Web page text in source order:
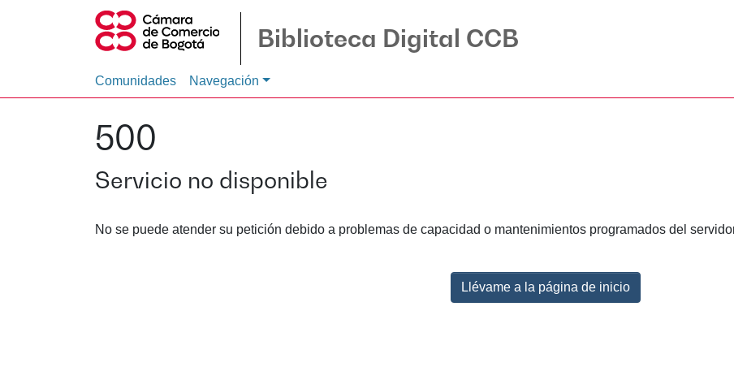
Biblioteca Digital CCB
Comunidades Navegación
500
Servicio no disponible
No se puede atender su petición debido a problemas de capacidad o mantenimientos programados del
Llévame a la página de inicio